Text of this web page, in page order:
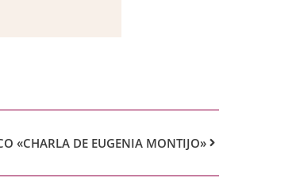
«CHARLA DE EUGENIA MONTIJO»